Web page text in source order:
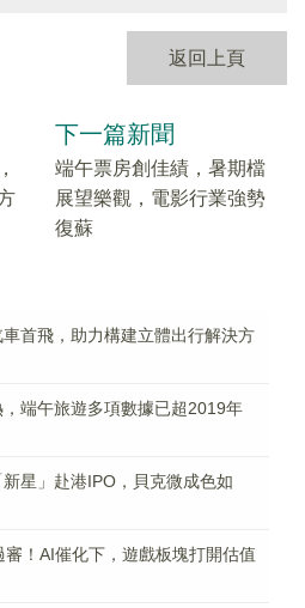
返回上頁
下一篇新聞
端午票房創佳績，暑期檔
展望樂觀，電影行業強勢
復蘇
首飛，助力構建立體出行解決方
端午旅遊多項數據已超2019年
星」赴港IPO，貝克微成色如
審！AI催化下，遊戲板塊打開估值